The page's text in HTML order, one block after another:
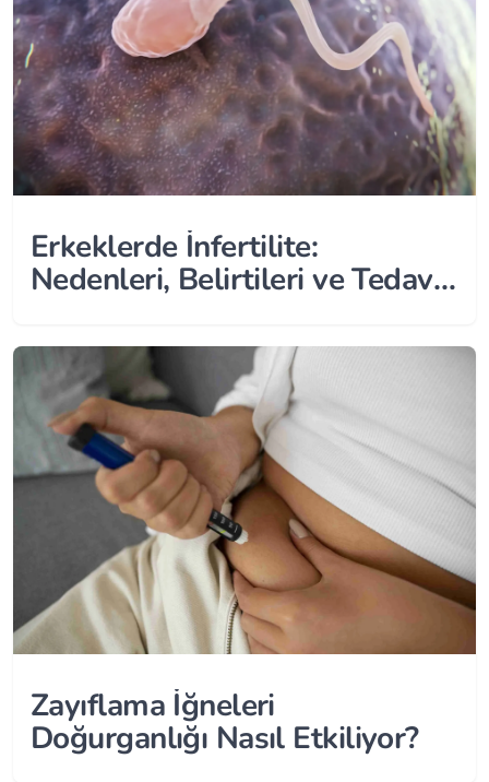
Erkeklerde İnfertilite:
Nedenleri, Belirtileri ve Tedavi
Zayıflama İğneleri
Doğurganlığı Nasıl Etkiliyor?